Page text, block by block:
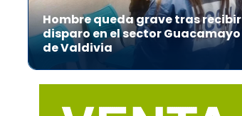
Hombre queda grave tras recibir
disparo en el sector Guacamayo
de Valdivia